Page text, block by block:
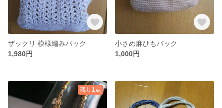
ザックリ 模様編みバック
1,980円
小さめ麻ひもバック
1,000円
残り1点